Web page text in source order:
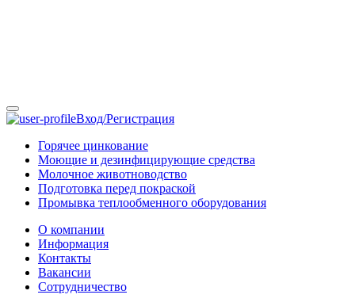
Вход/Регистрация
Горячее цинкование
Моющие и дезинфицирующие средства
Молочное животноводство
Подготовка перед покраской
Промывка теплообменного оборудования
О компании
Информация
Контакты
Вакансии
Сотрудничество